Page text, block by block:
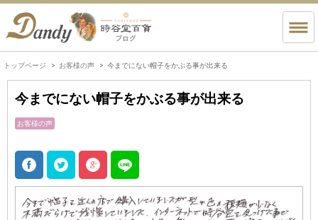
トップページ お客様の声 今までにない帽子をかぶる事が出来る
今までにない帽子をかぶる事が出来る
お客様の声